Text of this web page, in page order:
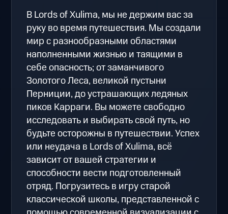
В Lords of Xulima, мы не держим вас за
руку во время путешествия. Мы создали
мир с разнообразными областями
наполненными жизнью и таящими в
себе опасность; от заманчивого
Золотого Леса, великой пустыни
Перниции, до устрашающих ледяных
пиков Карраги. Вы можете свободно
исследовать и выбирать свой путь, но
будьте осторожны в путешествии. Успех
или неудача в Lords of Xulima, всё
зависит от вашей стратегии и
способности вести подготовленный
отряд. Погрузитесь в игру старой
классической школы, представленной с